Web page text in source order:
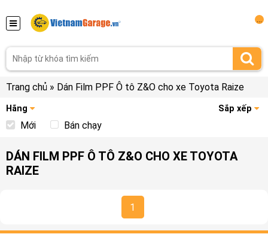
Trang chủ » Dán Film PPF Ô tô Z&O cho xe Toyota Raize
Hãng Sắp xếp
Mới Bán chạy
DÁN FILM PPF Ô TÔ Z&O CHO XE TOYOTA
RAIZE
1